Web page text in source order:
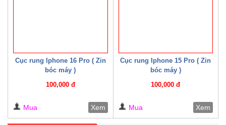
Cục rung Iphone 16 Pro ( Zin
bóc máy )
100,000 đ
Mua Xem
Cục rung Iphone 15 Pro ( Zin
bóc máy )
100,000 đ
Mua Xem